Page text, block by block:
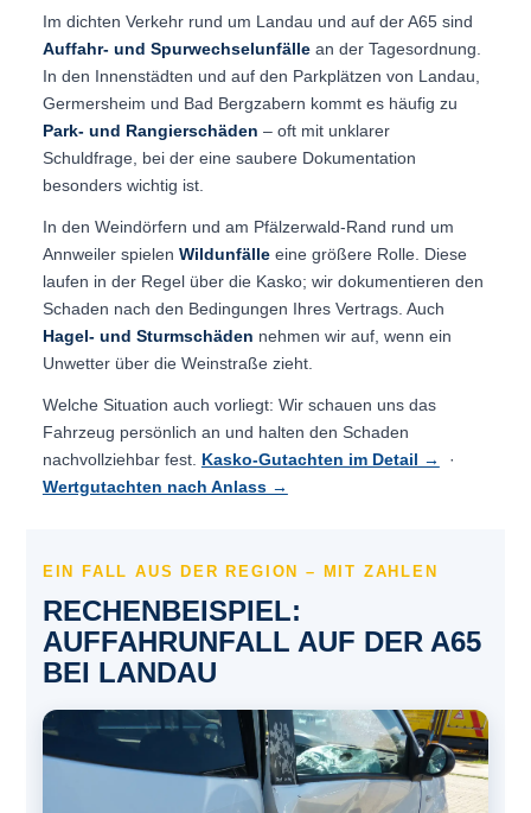
Im dichten Verkehr rund um Landau und auf der A65 sind
Auffahr- und Spurwechselunfällean der Tagesordnung.
In den Innenstädten und auf den Parkplätzen von Landau,
Germersheim und Bad Bergzabern kommt es häufig zu
Park- und Rangierschäden – oft mit unklarer
Schuldfrage, bei der eine saubere Dokumentation
besonders wichtig ist.
In den Weindörfern und am Pfälzerwald-Rand rund um
Annweiler spielen Wildunfälleeine größere Rolle. Diese
laufen in der Regel über die Kasko; wir dokumentieren den
Schaden nach den Bedingungen Ihres Vertrags. Auch
Hagel- und Sturmschäden nehmen wir auf, wenn ein
Unwetter über die Weinstraße zieht.
Welche Situation auch vorliegt: Wir schauen uns das
Fahrzeug persönlich an und halten den Schaden
nachvollziehbar fest. Kasko-Gutachten im Detail →
·
Wertgutachten nach Anlass →
EIN FALL AUS DER REGION – MIT ZAHLEN
RECHENBEISPIEL:
AUFFAHRUNFALL AUF DER A65
BEI LANDAU